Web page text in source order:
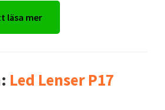
läsa mer
Led Lenser P17